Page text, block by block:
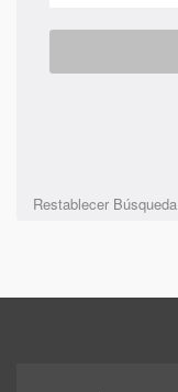
Restablecer Búsqueda